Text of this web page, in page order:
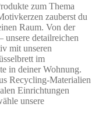
zum Thema
zauberst du
Raum. Von der
unsere detailreichen
mit unseren
im
in deiner Wohnung.
Recycling-Materialien
Einrichtungen
unsere